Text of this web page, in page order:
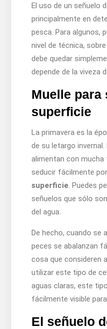
El uso de un señuelo
principalmente en
pesca. Para algunos,
nivel de técnica,
debe quedar
depende de la viveza
Muelle para
superficie
La primavera es la
de su letargo
alimentan con mucha
seducir fácilmente
superficie. Puedes
señuelos que sólo
del agua.
De hecho, cuando se
peces se abalanzan
cosa que consideren
utilizar este tipo de
aguas claras, este
fácilmente visible
El señuelo